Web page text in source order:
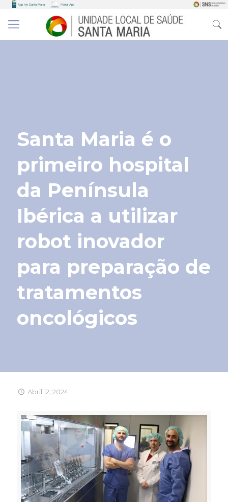
Santa Maria é o
primeiro hospital
da Península
Ibérica a utilizar
robot inovador
para preparação de
tratamentos
oncológicos
Abril 12, 2024